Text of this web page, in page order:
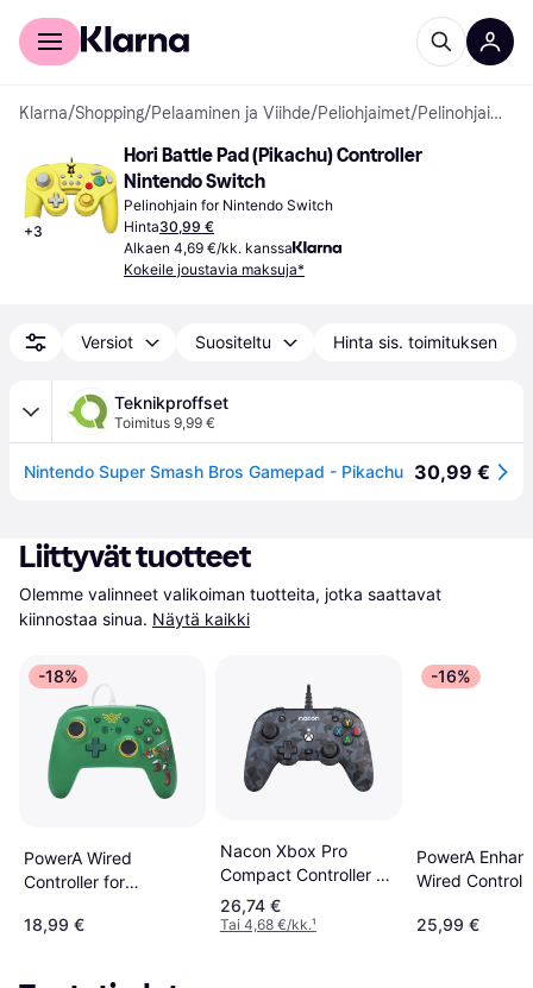
Kuluttajille
Klarna/Shopping/Pelaaminen ja Viihde/Peliohjaimet/ Pelinohjaimet
+3
Hori Battle Pad (Pikachu) Controller
Nintendo Switch
Pelinohjain for Nintendo Switch
Hinta30,99 €
Alkaen 4,69 €/kk. kanssa
Kokeile joustavia maksuja*
Versiot Suositeltu Hinta sis. toimituksen
Teknikproffset
Toimitus 9,99 €
Nintendo Super Smash Bros Gamepad - Pikachu 30,99 €
Liittyvät tuotteet
Olemme valinneet valikoiman tuotteita, jotka saattavat
kiinnostaa sinua. Näytä kaikki
-18%
PowerA Wired
Controller for
Hyrule Defender
18,99 €
Nacon Xbox Pro
Compact Controller -
Urban Camo
26,74 €
Tai 4,68 €/kk.¹
-16%
PowerA
Wired
Mario Pop Art
25,99 €